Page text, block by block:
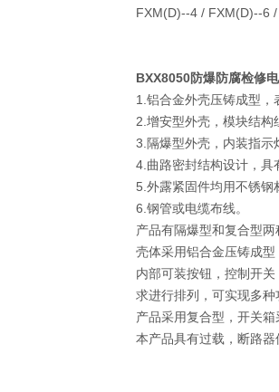
FXM(D)--4 / FXM(D)--6
BXX8050防爆防腐检修
1.铝合金外壳压铸成型，
2.增安型外壳，模块结构
3.隔爆型外壳，内装指示
4.曲路密封结构设计，具
5.外露紧固件均用不锈钢
6.钢管或电缆布线。
产品有隔爆型和复合型
壳体采用铝合金压铸成型
内部可装按钮，控制开
求进行排列，可实现多种
产品采用复合型，开关
本产品具有过载，断路器